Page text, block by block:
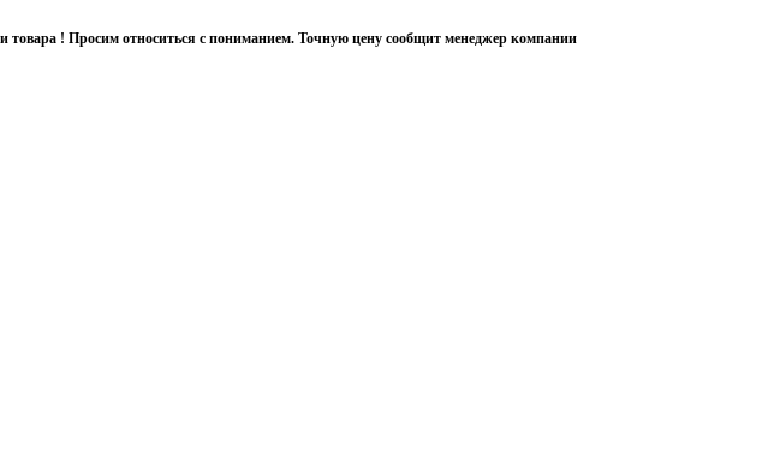
товара ! Просим относиться с пониманием. Точную цену сообщит менеджер компании